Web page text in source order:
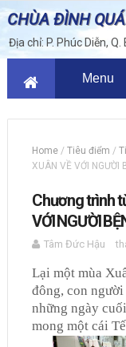
CHÙA ĐÌNH
Địa chỉ: P. Phúc Diễn,
Home / Tiêu điểm /
XUÂN VỀ VỚI NGƯỜI
Chương trình
VỚI NGƯỜI
Tâm Đức Hậu
Lại một mùa
đông, con
những ngày
mong một cái